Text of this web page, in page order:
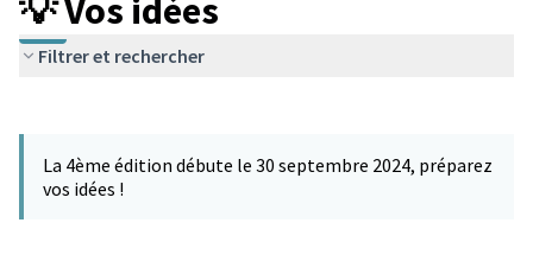
💡 Vos idées
Filtrer et rechercher
−
La 4ème édition débute le 30 septembre 2024, préparez
vos idées !